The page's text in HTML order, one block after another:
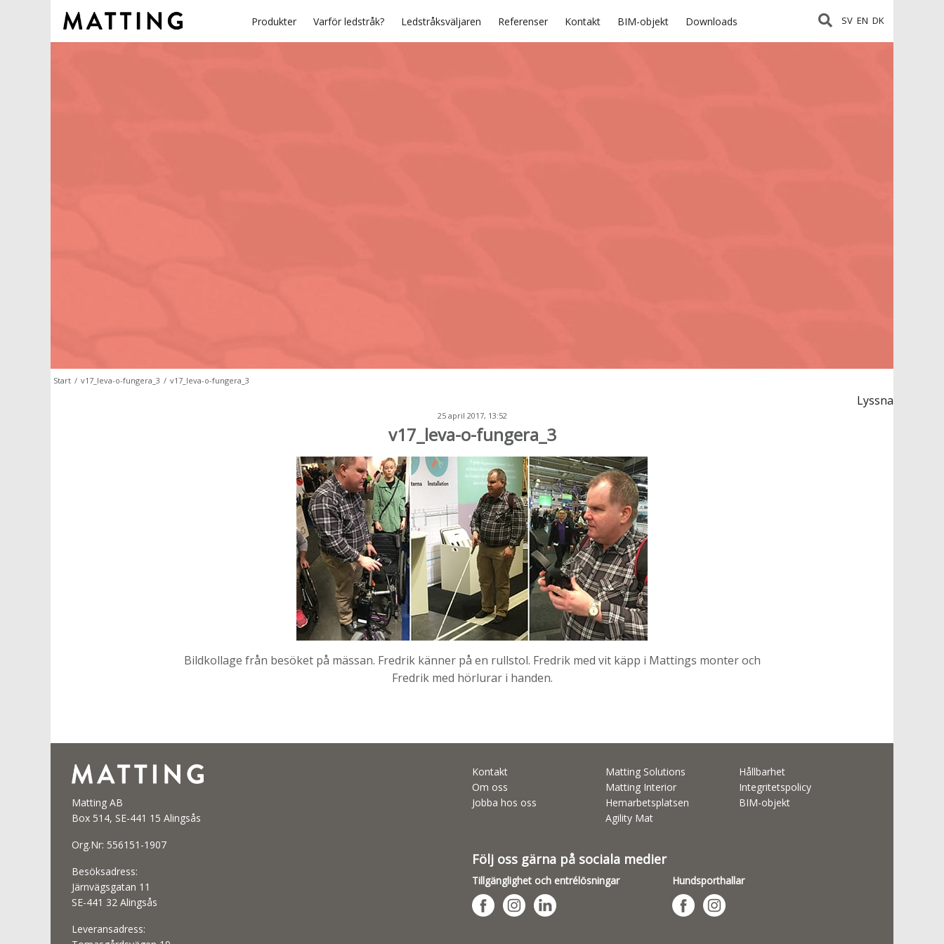
Produkter Varför ledstråk? Ledstråksväljaren Referenser Kontakt BIM-objekt Downloads SV EN DK
Start / v17_leva-o-fungera_3 / v17_leva-o-fungera_3
Lyssna
25 april 2017, 13:52
v17_leva-o-fungera_3
Bildkollage från besöket på mässan. Fredrik känner på en rullstol. Fredrik med vit käpp i Mattings monter och
Fredrik med hörlurar i handen.
Matting AB
Box 514, SE-441 15 Alingsås
Org.Nr: 556151-1907
Besöksadress:
Järnvägsgatan 11
SE-441 32 Alingsås
Leveransadress:
Kontakt
Om oss
Jobba hos oss
Matting Solutions
Matting Interior
Hemarbetsplatsen
Agility Mat
Hållbarhet
Integritetspolicy
BIM-objekt
Följ oss gärna på sociala medier
Tillgänglighet och entrélösningar Hundsporthallar